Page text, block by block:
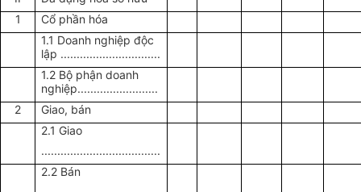
1
Cổ phần hóa
1.1 Doanh nghiệp độc
lập ...............................
1.2 Bộ phận doanh
nghiệp.........................
2
Giao, bán
2.1 Giao
.....................................
2.2 Bán